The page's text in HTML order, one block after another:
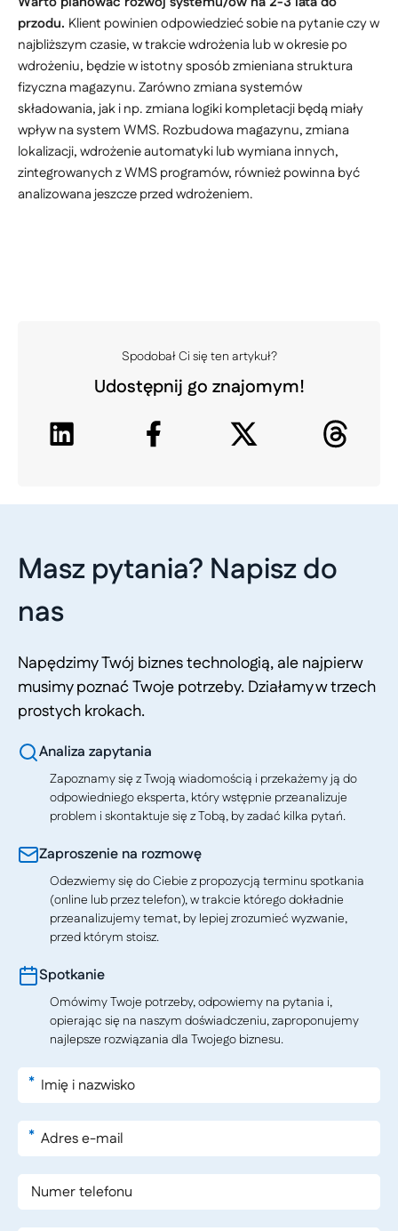
przodu. Klient powinien odpowiedzieć sobie na pytanie czy w
najbliższym czasie, w trakcie wdrożenia lub w okresie po
wdrożeniu, będzie w istotny sposób zmieniana struktura
fizyczna magazynu. Zarówno zmiana systemów
składowania, jak i np. zmiana logiki kompletacji będą miały
wpływ na system WMS. Rozbudowa magazynu, zmiana
lokalizacji, wdrożenie automatyki lub wymiana innych,
zintegrowanych z WMS programów, również powinna być
analizowana jeszcze przed wdrożeniem.
Spodobał Ci się ten artykuł?
Udostępnij go znajomym!
Masz pytania? Napisz do
nas
Napędzimy Twój biznes technologią, ale najpierw
musimy poznać Twoje potrzeby. Działamy w trzech
prostych krokach.
Analiza zapytania
Zapoznamy się z Twoją wiadomością i przekażemy ją do
odpowiedniego eksperta, który wstępnie przeanalizuje
problem i skontaktuje się z Tobą, by zadać kilka pytań.
Zaproszenie na rozmowę
Odezwiemy się do Ciebie z propozycją terminu spotkania
(online lub przez telefon), w trakcie którego dokładnie
przeanalizujemy temat, by lepiej zrozumieć wyzwanie,
przed którym stoisz.
Spotkanie
Omówimy Twoje potrzeby, odpowiemy na pytania i,
opierając się na naszym doświadczeniu, zaproponujemy
najlepsze rozwiązania dla Twojego biznesu.
*
*